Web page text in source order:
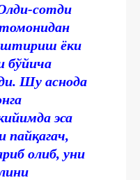
сотди
ёки
бўйича
Шу аснода
эса
пайқагач,
олиб, уни